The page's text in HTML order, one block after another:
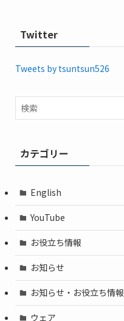
Twitter
Tweets by tsuntsun526
カテゴリー
English
YouTube
お役立ち情報
お知らせ
お知らせ・お役立ち情報
ウェア